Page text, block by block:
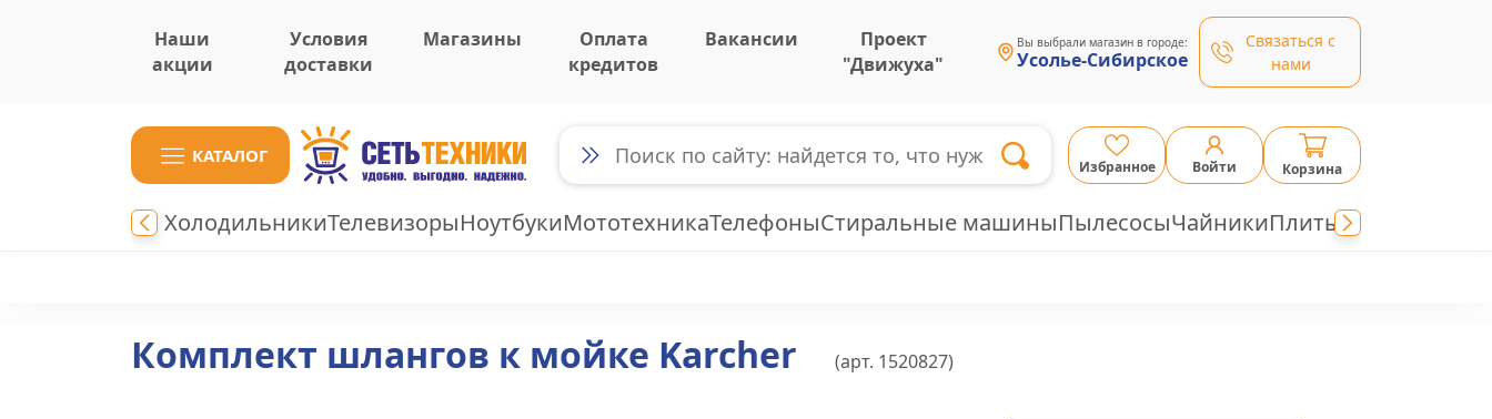
Наши
акции
Условия
доставки
Магазины
Оплата
кредитов
Вакансии
Проект
"Движуха"
Вы выбрали магазин в городе:
Усолье-Сибирское
Связаться с
нами
КАТАЛОГ
Избранное Войти Корзина
ХолодильникиТелевизорыНоутбукиМототехникаТелефоныСтиральные машиныПылесосыЧайникиПлиты
Комплект шлангов к мойке Karcher (арт. 1520827)